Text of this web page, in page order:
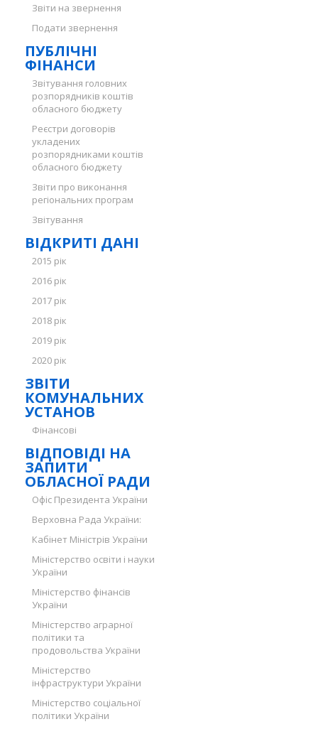
Звіти на звернення
Подати звернення
ПУБЛІЧНІ
ФІНАНСИ
Звітування головних
розпорядників коштів
обласного бюджету
Реєстри договорів
укладених
розпорядниками коштів
обласного бюджету
Звіти про виконання
регіональних програм
Звітування
ВІДКРИТІ ДАНІ
2015 рік
2016 рік
2017 рік
2018 рік
2019 рік
2020 рік
ЗВІТИ
КОМУНАЛЬНИХ
УСТАНОВ
Фінансові
ВІДПОВІДІ НА
ЗАПИТИ
ОБЛАСНОЇ РАДИ
Офіс Президента України
Верховна Рада України:
Кабінет Міністрів України
Міністерство освіти і науки
України
Міністерство фінансів
України
Міністерство аграрної
політики та
продовольства України
Міністерство
інфраструктури України
Міністерство соціальної
політики України